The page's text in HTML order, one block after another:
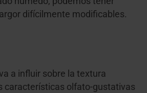
difícilmente modificables.
a influir sobre la textura
características olfato-gustativas